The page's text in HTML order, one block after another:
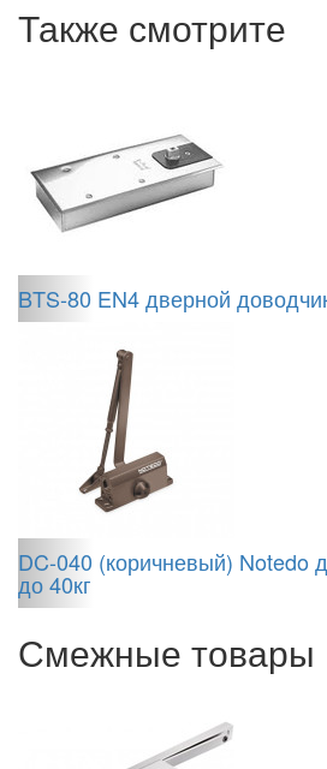
Также смотрите
BTS-80 EN4 дверной
DC-040 (коричневый) Notedo
до 40кг
Смежные товары